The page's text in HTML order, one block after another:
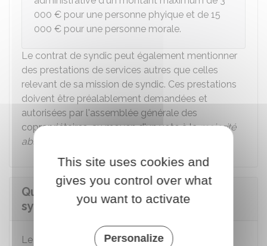
000 € pour une personne phyique et de 15
000 € pour une personne morale.
Le contrat de syndic peut également mentionner
des prestations de services autres que celles
relevant de sa mission de syndic. Ces prestations
doivent être préalablement demandées et
autorisées par l'assemblée générale des
copropriétaires, au moyen d'un vote à lamajorité
absolue
Quelle est la durée du mandat du
syndic professionnel ?
Le contrat de syndic est conclu pour une durée
This site uses cookies and
gives you control over what
you want to activate
Personalize